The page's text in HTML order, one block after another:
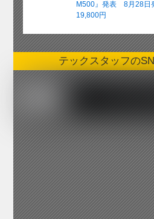
M500』発表 8月28日
19,800円
テックスタッフの